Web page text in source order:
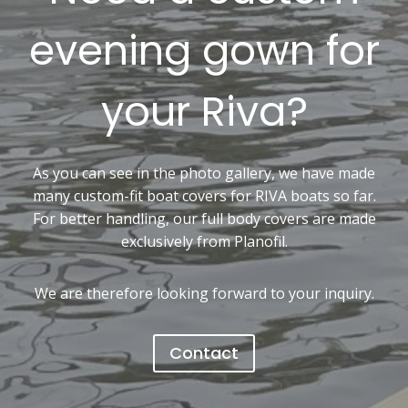
evening gown for
your Riva?
As you can see in the photo gallery, we have made
many custom-fit boat covers for RIVA boats so far.
For better handling, our full body covers are made
exclusively from Planofil.
We are therefore looking forward to your inquiry.
Contact